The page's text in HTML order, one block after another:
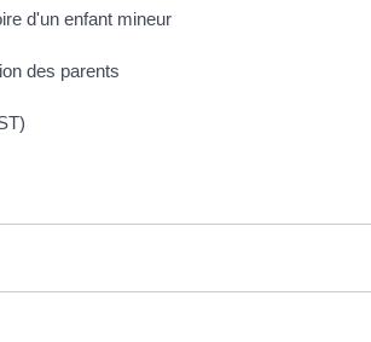
d'un enfant mineur
des parents